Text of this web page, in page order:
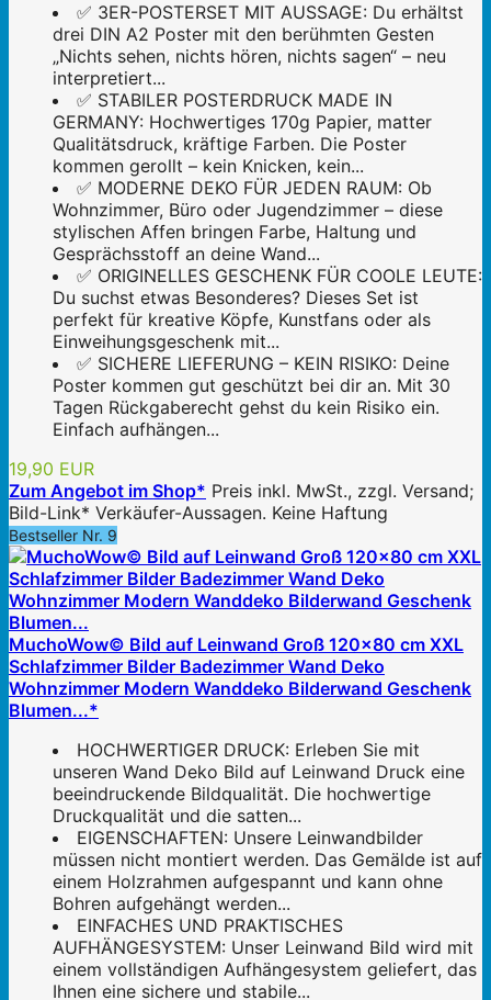
✅ 3ER-POSTERSET MIT AUSSAGE: Du erhältst
drei DIN A2 Poster mit den berühmten Gesten
„Nichts sehen, nichts hören, nichts sagen“ – neu
interpretiert...
✅ STABILER POSTERDRUCK MADE IN
GERMANY: Hochwertiges 170g Papier, matter
Qualitätsdruck, kräftige Farben. Die Poster
kommen gerollt – kein Knicken, kein...
✅ MODERNE DEKO FÜR JEDEN RAUM: Ob
Wohnzimmer, Büro oder Jugendzimmer – diese
stylischen Affen bringen Farbe, Haltung und
Gesprächsstoff an deine Wand...
✅ ORIGINELLES GESCHENK FÜR COOLE LEUTE:
Du suchst etwas Besonderes? Dieses Set ist
perfekt für kreative Köpfe, Kunstfans oder als
Einweihungsgeschenk mit...
✅ SICHERE LIEFERUNG – KEIN RISIKO: Deine
Poster kommen gut geschützt bei dir an. Mit 30
Tagen Rückgaberecht gehst du kein Risiko ein.
Einfach aufhängen...
19,90 EUR
Zum Angebot im Shop* Preis inkl. MwSt., zzgl. Versand;
Bild-Link* Verkäufer-Aussagen. Keine Haftung
Bestseller Nr. 9
MuchoWow© Bild auf Leinwand Groß 120x80 cm XXL
Schlafzimmer Bilder Badezimmer Wand Deko
Wohnzimmer Modern Wanddeko Bilderwand Geschenk
Blumen...*
HOCHWERTIGER DRUCK: Erleben Sie mit
unseren Wand Deko Bild auf Leinwand Druck eine
beeindruckende Bildqualität. Die hochwertige
Druckqualität und die satten...
EIGENSCHAFTEN: Unsere Leinwandbilder
müssen nicht montiert werden. Das Gemälde ist auf
einem Holzrahmen aufgespannt und kann ohne
Bohren aufgehängt werden...
EINFACHES UND PRAKTISCHES
AUFHÄNGESYSTEM: Unser Leinwand Bild wird mit
einem vollständigen Aufhängesystem geliefert, das
Ihnen eine sichere und stabile...